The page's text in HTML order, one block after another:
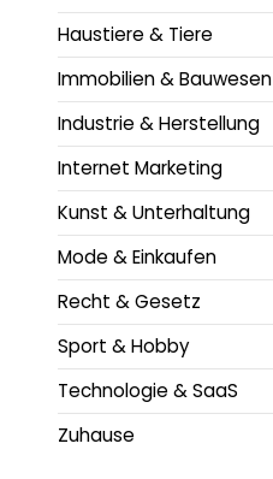
Haustiere & Tiere
Immobilien & Bauwesen
Industrie & Herstellung
Internet Marketing
Kunst & Unterhaltung
Mode & Einkaufen
Recht & Gesetz
Sport & Hobby
Technologie & SaaS
Zuhause